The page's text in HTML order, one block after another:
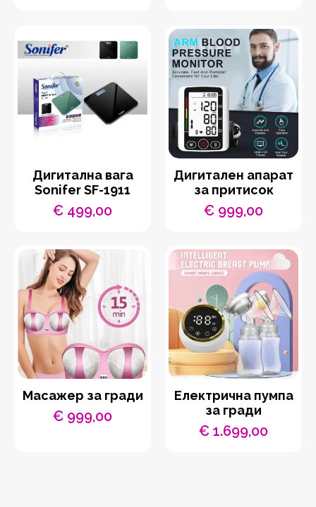
Дигитална вага
Sonifer SF-1911
€ 499,00
Дигитален апарат
за притисок
€ 999,00
Масажер за гради
€ 999,00
Електрична пумпа
за гради
€ 1.699,00